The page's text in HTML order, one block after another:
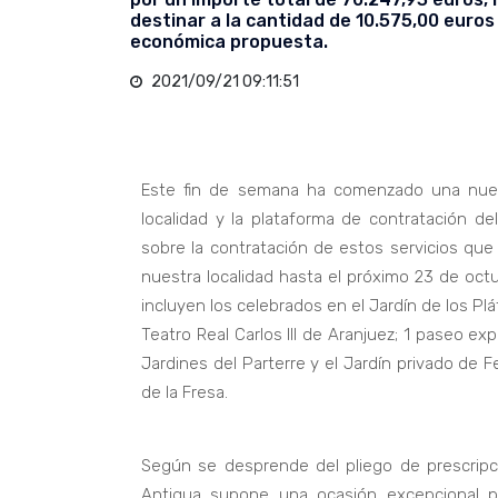
destinar a la cantidad de 10.575,00
económica propuesta.
2021/09/21 09:11:51
Este fin de semana ha comenzado una
localidad y la plataforma de contratación
sobre la contratación de estos servicios
nuestra localidad hasta el próximo 23 de
incluyen los celebrados en el Jardín de los
Teatro Real Carlos III de Aranjuez; 1 paseo
Jardines del Parterre y el Jardín privado de
de la Fresa.
Según se desprende del pliego de